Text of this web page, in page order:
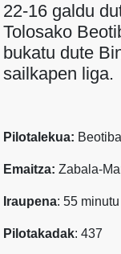
22-16 galdu
Tolosako
bukatu dute
sailkapen liga.
Pilotalekua:
Emaitza: Zabala-
Iraupena: 55 minutu
Pilotakadak: 437